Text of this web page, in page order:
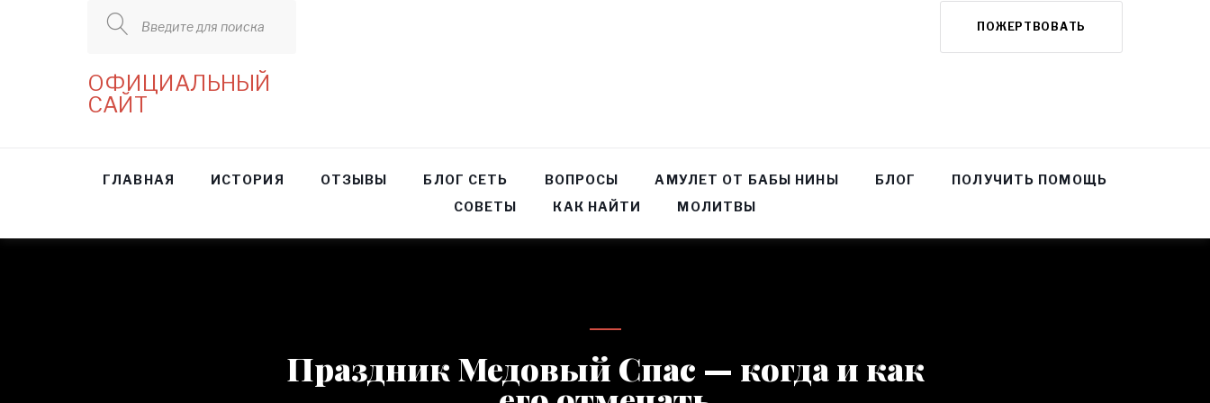
Введите для поиска ПОЖЕРТВОВАТЬ
ОФИЦИАЛЬНЫЙ
САЙТ
ГЛАВНАЯ ИСТОРИЯ ОТЗЫВЫ БЛОГ СЕТЬ ВОПРОСЫ АМУЛЕТ ОТ БАБЫ НИНЫ БЛОГ
ПОЛУЧИТЬ ПОМОЩЬ
СОВЕТЫ
КАК НАЙТИ МОЛИТВЫ
Праздник Медовый Спас — когда и как